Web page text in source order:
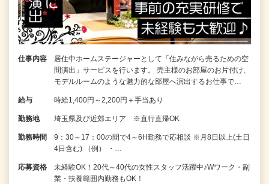
仕事内容
居住中ホームステージャーとして「住みながら売るための空
間演出」サービスを行います。 売主様のお部屋のお片付け、
モデルルームのような魅力的な部屋へ演出するお仕事で…
給与 時給1,400円～2,200円＋手当あり
勤務地 埼玉県及び近郊エリア ※直行直帰OK
勤務時間
9：30～17：00の間で4～6H勤務で応相談 ※月8日以上(土日
4日含む) （例） ・…
応募資格
未経験OK！20代～40代の女性スタッフ活躍中♪Wワーク・副
業・扶養範囲内勤務もOK！